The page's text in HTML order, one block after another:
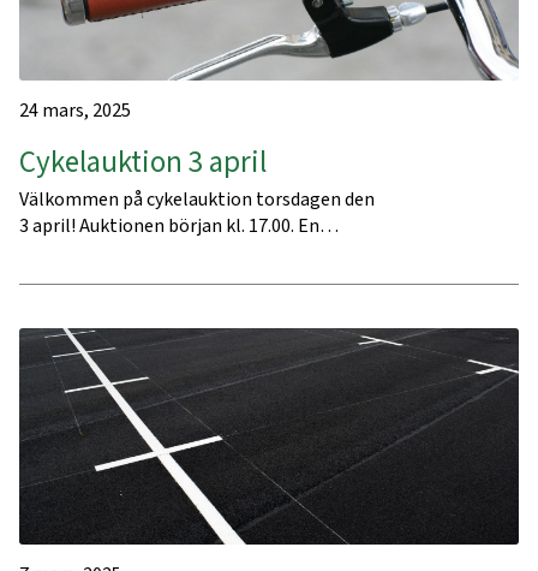
24 mars, 2025
Cykelauktion 3 april
Välkommen på cykelauktion torsdagen den
3 april! Auktionen början kl. 17.00. En…